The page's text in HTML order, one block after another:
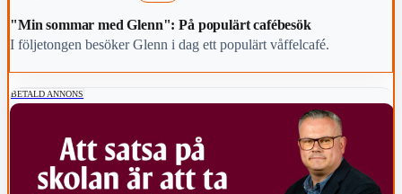
"Min sommar med Glenn": På populärt cafébesök
I följetongen besöker Glenn i dag ett populärt våffelcafé.
BETALD ANNONS